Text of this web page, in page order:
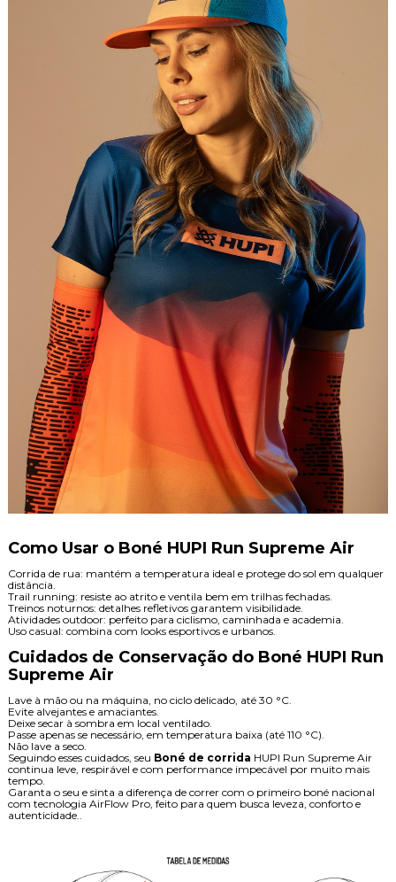
Como Usar o Boné HUPI Run Supreme Air
Corrida de rua: mantém a temperatura ideal e protege do sol em qualquer
distância.
Trail running: resiste ao atrito e ventila bem em trilhas fechadas.
Treinos noturnos: detalhes refletivos garantem visibilidade.
Atividades outdoor: perfeito para ciclismo, caminhada e academia.
Uso casual: combina com looks esportivos e urbanos.
Cuidados de Conservação do Boné HUPI Run
Supreme Air
Lave à mão ou na máquina, no ciclo delicado, até 30 °C.
Evite alvejantes e amaciantes.
Deixe secar à sombra em local ventilado.
Passe apenas se necessário, em temperatura baixa (até 110 °C).
Não lave a seco.
Seguindo esses cuidados, seu Boné de corrida HUPI Run Supreme Air
continua leve, respirável e com performance impecável por muito mais
tempo.
Garanta o seu e sinta a diferença de correr com o primeiro boné nacional
com tecnologia AirFlow Pro, feito para quem busca leveza, conforto e
autenticidade..